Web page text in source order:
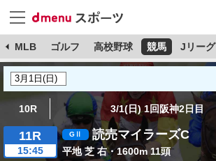
MLB ゴルフ 高校野球 競馬 Jリーグ
10R 3/1(日) 1回阪神2日目
11R
15:45
読売マイラーズC
平地 芝 右・1600m 11頭